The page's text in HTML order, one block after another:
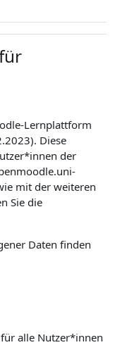
Lernplattform
Diese
der
mit der weiteren
Sie die
Daten finden
alle Nutzer*innen